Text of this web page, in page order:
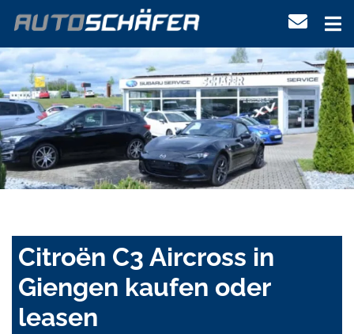
Citroën C3 Aircross in
Giengen kaufen oder
leasen